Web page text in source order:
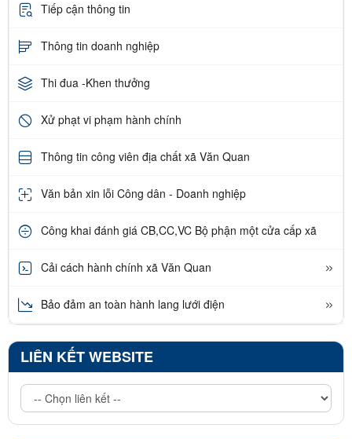
Tiếp cận thông tin
Thông tin doanh nghiệp
Thi đua -Khen thưởng
Xử phạt vi phạm hành chính
Thông tin công viên địa chất xã Văn Quan
Văn bản xin lỗi Công dân - Doanh nghiệp
Công khai đánh giá CB,CC,VC Bộ phận một cửa cấp xã
Cải cách hành chính xã Văn Quan
Bảo đảm an toàn hành lang lưới điện
LIÊN KẾT WEBSITE